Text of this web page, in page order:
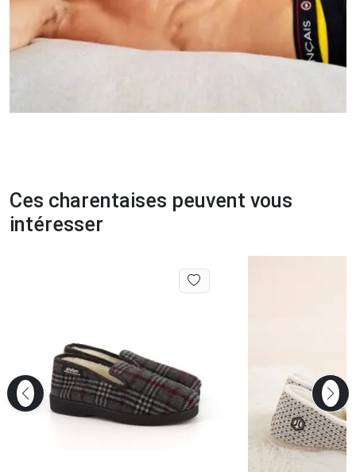
Ces charentaises peuvent vous
intéresser